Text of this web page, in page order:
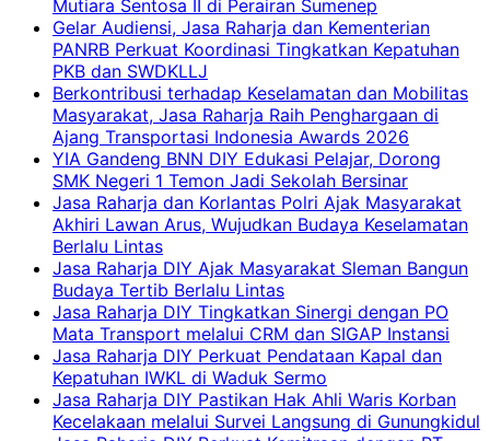
Mutiara Sentosa II di Perairan Sumenep
Gelar Audiensi, Jasa Raharja dan Kementerian
PANRB Perkuat Koordinasi Tingkatkan Kepatuhan
PKB dan SWDKLLJ
Berkontribusi terhadap Keselamatan dan Mobilitas
Masyarakat, Jasa Raharja Raih Penghargaan di
Ajang Transportasi Indonesia Awards 2026
YIA Gandeng BNN DIY Edukasi Pelajar, Dorong
SMK Negeri 1 Temon Jadi Sekolah Bersinar
Jasa Raharja dan Korlantas Polri Ajak Masyarakat
Akhiri Lawan Arus, Wujudkan Budaya Keselamatan
Berlalu Lintas
Jasa Raharja DIY Ajak Masyarakat Sleman Bangun
Budaya Tertib Berlalu Lintas
Jasa Raharja DIY Tingkatkan Sinergi dengan PO
Mata Transport melalui CRM dan SIGAP Instansi
Jasa Raharja DIY Perkuat Pendataan Kapal dan
Kepatuhan IWKL di Waduk Sermo
Jasa Raharja DIY Pastikan Hak Ahli Waris Korban
Kecelakaan melalui Survei Langsung di Gunungkidul